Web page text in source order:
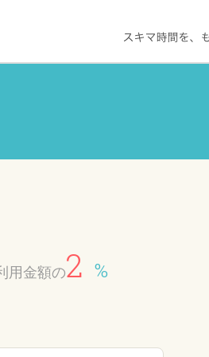
用金額の2 %